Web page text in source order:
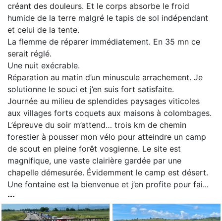
créant des douleurs. Et le corps absorbe le froid
humide de la terre malgré le tapis de sol indépendant
et celui de la tente.
La flemme de réparer immédiatement. En 35 mn ce
serait réglé.
Une nuit exécrable.
Réparation au matin d’un minuscule arrachement. Je
solutionne le souci et j’en suis fort satisfaite.
Journée au milieu de splendides paysages viticoles
aux villages forts coquets aux maisons à colombages.
L’épreuve du soir m’attend… trois km de chemin
forestier à pousser mon vélo pour atteindre un camp
de scout en pleine forêt vosgienne. Le site est
magnifique, une vaste clairière gardée par une
chapelle démesurée. Évidemment le camp est désert.
Une fontaine est la bienvenue et j’en profite pour fai...